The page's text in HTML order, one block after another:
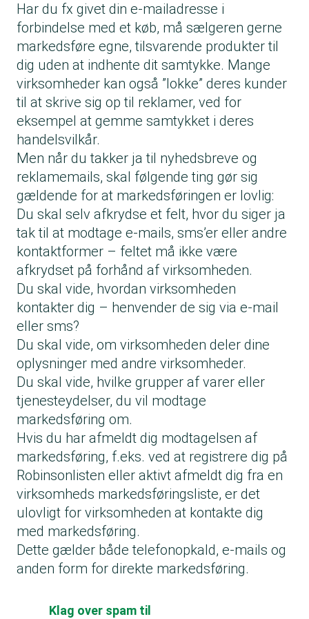
Har du fx givet din e-mailadresse i
forbindelse med et køb, må sælgeren gerne
markedsføre egne, tilsvarende produkter til
dig uden at indhente dit samtykke. Mange
virksomheder kan også ”lokke” deres kunder
til at skrive sig op til reklamer, ved for
eksempel at gemme samtykket i deres
handelsvilkår.
Men når du takker ja til nyhedsbreve og
reklamemails, skal følgende ting gør sig
gældende for at markedsføringen er lovlig:
Du skal selv afkrydse et felt, hvor du siger ja
tak til at modtage e-mails, sms’er eller andre
kontaktformer – feltet må ikke være
afkrydset på forhånd af virksomheden.
Du skal vide, hvordan virksomheden
kontakter dig – henvender de sig via e-mail
eller sms?
Du skal vide, om virksomheden deler dine
oplysninger med andre virksomheder.
Du skal vide, hvilke grupper af varer eller
tjenesteydelser, du vil modtage
markedsføring om.
Hvis du har afmeldt dig modtagelsen af
markedsføring, f.eks. ved at registrere dig på
Robinsonlisten eller aktivt afmeldt dig fra en
virksomheds markedsføringsliste, er det
ulovligt for virksomheden at kontakte dig
med markedsføring.
Dette gælder både telefonopkald, e-mails og
anden form for direkte markedsføring.
Klag over spam til